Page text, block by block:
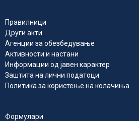
Правилници
Други акти
Агенции за обезбедување
Активности и настани
Информации од јавен карактер
Заштита на лични податоци
Политика за користење на колачиња
Формулари